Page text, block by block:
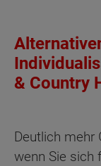
& Country
Deutlich mehr
wenn Sie sich